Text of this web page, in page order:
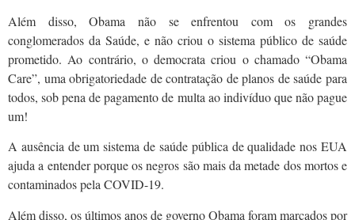
Além disso,Obama não se enfrentou com os grandes
conglomerados da Saúde, e não criou o sistema público de saúde
prometido. Ao contrário, o democrata criou o chamado “Obama
Care”, uma obrigatoriedade decontratação deplanos de saúde para
todos, sob pena de pagamento de multa ao indivíduo que não pague
um!
A ausência de um sistema de saúde pública de qualidade nos EUA
ajuda a entender porque os negros são mais da metade dos mortos e
contaminados pela COVID-19.
Além disso, os últimos anos de governo Obama foram marcados por